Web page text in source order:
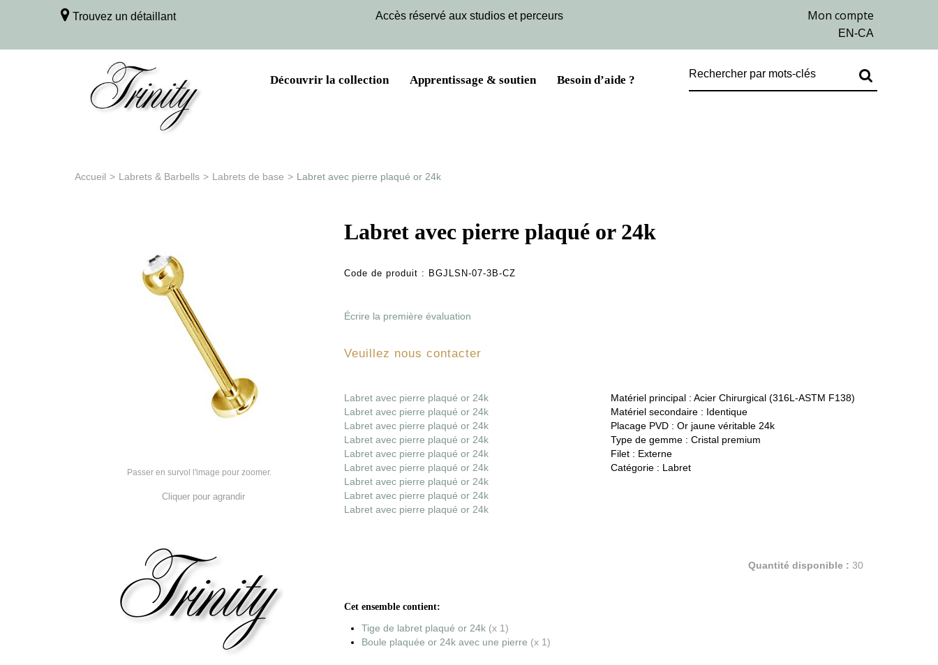
Trouvez un détaillant Accès réservé aux studios et perceurs
Découvrir la collection Apprentissage & soutien Besoin d’aide ?
Accueil > Labrets & Barbells > Labrets de base > Labret avec pierre plaqué or 24k
Passer en survol l'image pour zoomer.
Cliquer pour agrandir
Labret avec pierre plaqué or 24k
Code de produit : BGJLSN-07-3B-CZ
Écrire la première évaluation
Veuillez nous contacter
Labret avec pierre plaqué or 24k
Labret avec pierre plaqué or 24k
Labret avec pierre plaqué or 24k
Labret avec pierre plaqué or 24k
Labret avec pierre plaqué or 24k
Labret avec pierre plaqué or 24k
Labret avec pierre plaqué or 24k
Labret avec pierre plaqué or 24k
Labret avec pierre plaqué or 24k
Matériel principal : Acier Chirurgical (316L-ASTM F138)
Matériel secondaire : Identique
Placage PVD : Or jaune véritable 24k
Type de gemme : Cristal premium
Filet : Externe
Catégorie : Labret
Quantité disponible : 30
Cet ensemble contient:
Tige de labret plaqué or 24k (x 1)
Boule plaquée or 24k avec une pierre (x 1)